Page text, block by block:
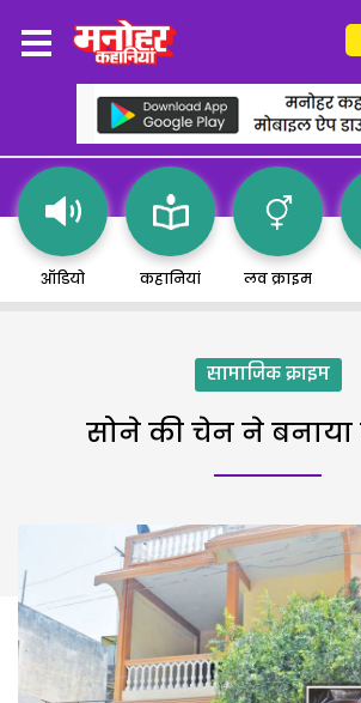
ऑडियो कहानियां लव क्राइम
सामाजिक क्राइम
सोने की चेन ने